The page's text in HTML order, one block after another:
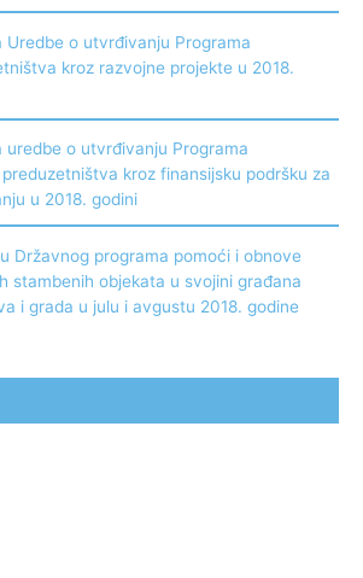
Uredbe o utvrđivanju Programa
kroz razvojne projekte u 2018.
uredbe o utvrđivanju Programa
kroz finansijsku podršku za
u 2018. godini
Državnog programa pomoći i obnove
stambenih objekata u svojini građana
i grada u julu i avgustu 2018. godine